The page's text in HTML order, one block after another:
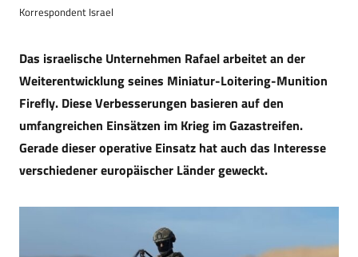
Korrespondent Israel
Das israelische Unternehmen Rafael arbeitet an der
Weiterentwicklung seines Miniatur-Loitering-Munition
Firefly. Diese Verbesserungen basieren auf den
umfangreichen Einsätzen im Krieg im Gazastreifen.
Gerade dieser operative Einsatz hat auch das Interesse
verschiedener europäischer Länder geweckt.